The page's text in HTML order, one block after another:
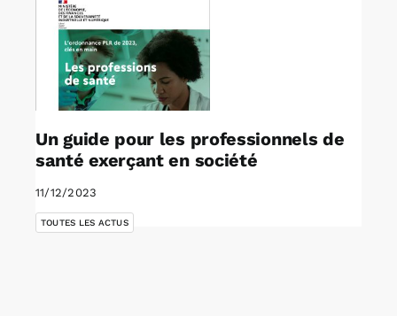
Un guide pour les professionnels de
santé exerçant en société
11/12/2023
TOUTES LES ACTUS